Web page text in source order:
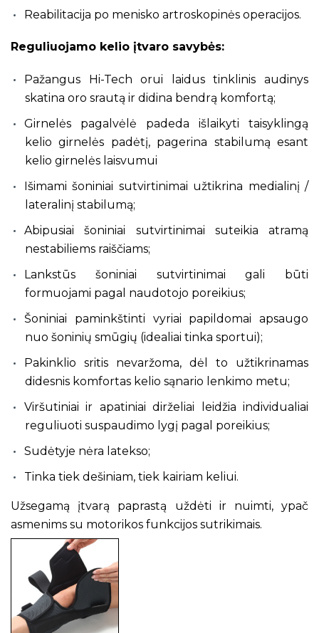
Reabilitacija po menisko artroskopinės operacijos.
Reguliuojamo kelio įtvaro savybės:
Pažangus Hi-Tech orui laidus tinklinis audinys
skatina oro srautą ir didina bendrą komfortą;
Girnelės pagalvėlė padeda išlaikyti taisyklingą
kelio girnelės padėtį, pagerina stabilumą esant
kelio girnelės laisvumui
Išimami šoniniai sutvirtinimai užtikrina medialinį /
lateralinį stabilumą;
Abipusiai šoniniai sutvirtinimai suteikia atramą
nestabiliems raiščiams;
Lankstūs šoniniai sutvirtinimai gali būti
formuojami pagal naudotojo poreikius;
Šoniniai paminkštinti vyriai papildomai apsaugo
nuo šoninių smūgių (idealiai tinka sportui);
Pakinklio sritis nevaržoma, dėl to užtikrinamas
didesnis komfortas kelio sąnario lenkimo metu;
Viršutiniai ir apatiniai dirželiai leidžia individualiai
reguliuoti suspaudimo lygį pagal poreikius;
Sudėtyje nėra latekso;
Tinka tiek dešiniam, tiek kairiam keliui.
Užsegamą įtvarą paprastą uždėti ir nuimti, ypač
asmenims su motorikos funkcijos sutrikimais.